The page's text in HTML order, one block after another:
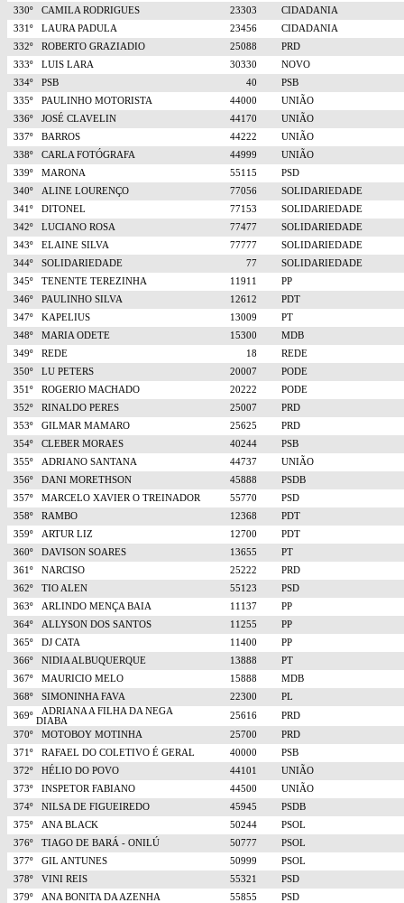
330º CAMILA RODRIGUES 23303
CIDADANIA
331º
LAURA PADULA 23456
CIDADANIA
332º
ROBERTO GRAZIADIO 25088
PRD
333º
LUIS LARA 30330
NOVO
334º
PSB 40
PSB
335º
PAULINHO MOTORISTA 44000
UNIÃO
336º
JOSÉ CLAVELIN 44170
UNIÃO
337º
BARROS 44222
UNIÃO
338º
CARLA FOTÓGRAFA 44999
UNIÃO
339º
MARONA 55115
PSD
340º
ALINE LOURENÇO 77056
SOLIDARIEDADE
341º
DITONEL 77153
SOLIDARIEDADE
342º
LUCIANO ROSA 77477
SOLIDARIEDADE
343º
ELAINE SILVA 77777
SOLIDARIEDADE
344º
SOLIDARIEDADE 77
SOLIDARIEDADE
345º
TENENTE TEREZINHA 11911
PP
346º
PAULINHO SILVA 12612
PDT
347º
KAPELIUS 13009
PT
348º
MARIA ODETE 15300
MDB
349º
REDE 18
REDE
350º
LU PETERS 20007
PODE
351º
ROGERIO MACHADO 20222
PODE
352º
RINALDO PERES 25007
PRD
353º
GILMAR MAMARO 25625
PRD
354º
CLEBER MORAES 40244
PSB
355º
ADRIANO SANTANA 44737
UNIÃO
356º
DANI MORETHSON 45888
PSDB
357º
MARCELO XAVIER O TREINADOR 55770
PSD
358º
RAMBO 12368
PDT
359º
ARTUR LIZ 12700
PDT
360º
DAVISON SOARES 13655
PT
361º
NARCISO 25222
PRD
362º
TIO ALEN 55123
PSD
363º
ARLINDO MENÇA BAIA 11137
PP
364º
ALLYSON DOS SANTOS 11255
PP
365º
DJ CATA 11400
PP
366º
NIDIA ALBUQUERQUE 13888
PT
367º
MAURICIO MELO 15888
MDB
368º
SIMONINHA FAVA 22300
PL
369º
ADRIANA A FILHA DA NEGA
DIABA
25616
PRD
370º
MOTOBOY MOTINHA 25700
PRD
371º
RAFAEL DO COLETIVO É GERAL 40000
PSB
372º
HÉLIO DO POVO 44101
UNIÃO
373º
INSPETOR FABIANO 44500
UNIÃO
374º
NILSA DE FIGUEIREDO 45945
PSDB
375º
ANA BLACK 50244
PSOL
376º
TIAGO DE BARÁ - ONILÚ 50777
PSOL
377º
GIL ANTUNES 50999
PSOL
378º
VINI REIS 55321
PSD
379º
ANA BONITA DA AZENHA 55855
PSD